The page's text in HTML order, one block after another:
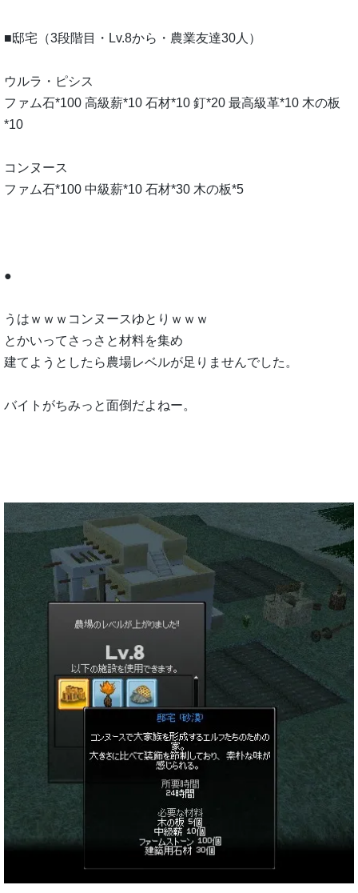
■邸宅（3段階目・Lv.8から・農業友達30人）
ウルラ・ピシス
ファム石*100 高級薪*10 石材*10 釘*20 最高級革*10 木の板
*10
コンヌース
ファム石*100 中級薪*10 石材*30 木の板*5
●
うはｗｗｗコンヌースゆとりｗｗｗ
とかいってさっさと材料を集め
建てようとしたら農場レベルが足りませんでした。
バイトがちみっと面倒だよねー。